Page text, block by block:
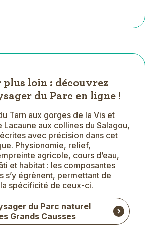
plus loin : découvrez
du Parc en ligne !
Tarn aux gorges de la Vis et
Lacaune aux collines du Salagou,
avec précision dans cet
Physionomie, relief,
agricole, cours d’eau,
et habitat : les composantes
s’y égrènent, permettant de
spécificité de ceux-ci.
du Parc naturel
Grands Causses